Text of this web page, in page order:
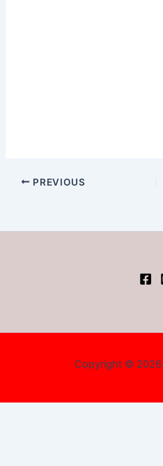
PREVIOUS
Copyright © 2026